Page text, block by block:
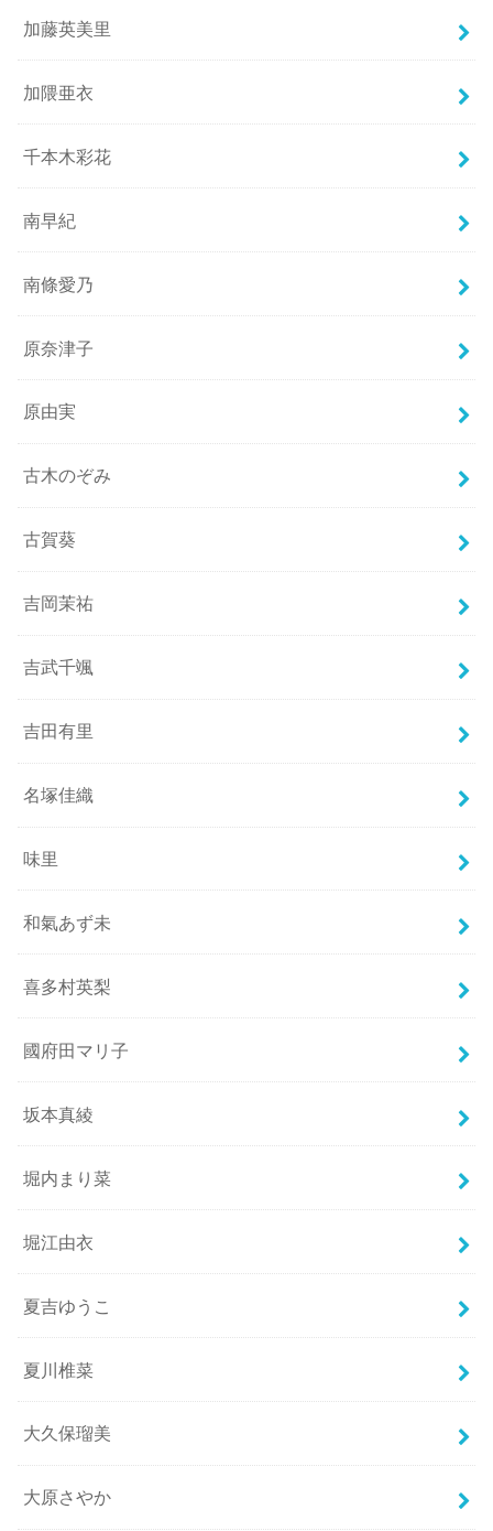
加藤英美里
加隈亜衣
千本木彩花
南早紀
南條愛乃
原奈津子
原由実
古木のぞみ
古賀葵
吉岡茉祐
吉武千颯
吉田有里
名塚佳織
味里
和氣あず未
喜多村英梨
國府田マリ子
坂本真綾
堀内まり菜
堀江由衣
夏吉ゆうこ
夏川椎菜
大久保瑠美
大原さやか